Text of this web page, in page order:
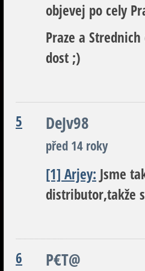
objevej po cely
Praze a
dost ;)
5 DeJv98
před 14 roky
[1] Arjey: Jsme
distributor,takže
6 P€T@